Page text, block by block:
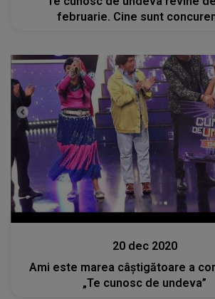
februarie. Cine sunt
20 dec 2020
Ami este marea câştigătoare a
„Te cunosc de undeva”